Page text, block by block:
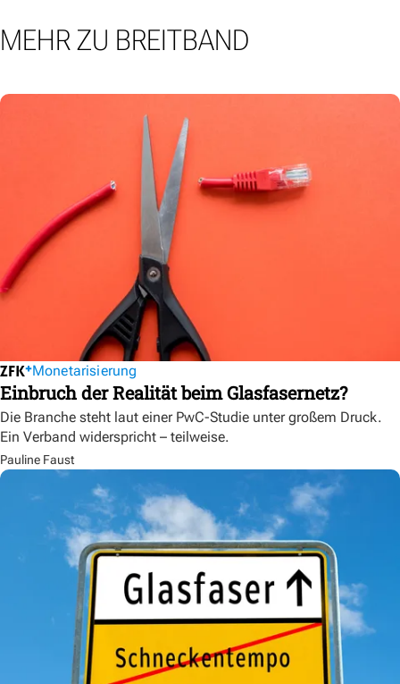
MEHR ZU BREITBAND
Monetarisierung
Einbruch der Realität beim Glasfasernetz?
Die Branche steht laut einer PwC-Studie unter großem Druck.
Ein Verband widerspricht – teilweise.
Pauline Faust